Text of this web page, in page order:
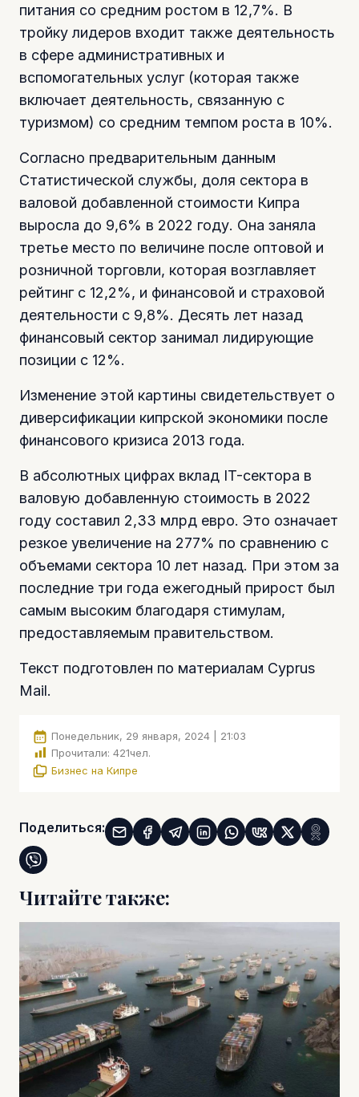
питания со средним ростом в 12,7%. В
тройку лидеров входит также деятельность
в сфере административных и
вспомогательных услуг (которая также
включает деятельность, связанную с
туризмом) со средним темпом роста в 10%.
Согласно предварительным данным
Статистической службы, доля сектора в
валовой добавленной стоимости Кипра
выросла до 9,6% в 2022 году. Она заняла
третье место по величине после оптовой и
розничной торговли, которая возглавляет
рейтинг с 12,2%, и финансовой и страховой
деятельности с 9,8%. Десять лет назад
финансовый сектор занимал лидирующие
позиции с 12%.
Изменение этой картины свидетельствует о
диверсификации кипрской экономики после
финансового кризиса 2013 года.
В абсолютных цифрах вклад IT-сектора в
валовую добавленную стоимость в 2022
году составил 2,33 млрд евро. Это означает
резкое увеличение на 277% по сравнению с
объемами сектора 10 лет назад. При этом за
последние три года ежегодный прирост был
самым высоким благодаря стимулам,
предоставляемым правительством.
Текст подготовлен по материалам Cyprus
Mail.
Понедельник, 29 января, 2024 | 21:03
Прочитали: 421чел.
Бизнес на Кипре
Поделиться:
Читайте также: